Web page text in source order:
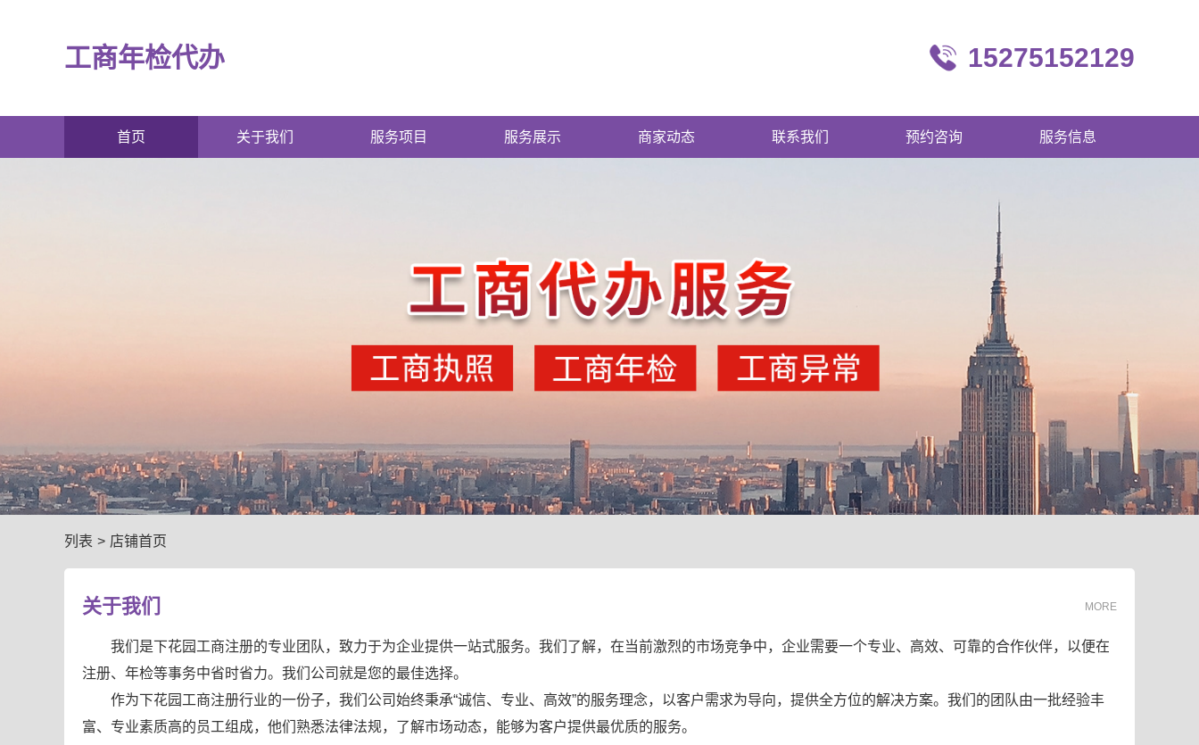
工商年检代办 15275152129
首页 关于我们 服务项目 服务展示 商家动态 联系我们 预约咨询 服务信息
列表 > 店铺首页
关于我们 MORE
我们是下花园工商注册的专业团队，致力于为企业提供一站式服务。我们了解，在当前激烈的市场竞争中，企业需要一个专业、高效、可靠的合作伙伴，以便在
注册、年检等事务中省时省力。我们公司就是您的最佳选择。
作为下花园工商注册行业的一份子，我们公司始终秉承“诚信、专业、高效”的服务理念，以客户需求为导向，提供全方位的解决方案。我们的团队由一批经验丰
富、专业素质高的员工组成，他们熟悉法律法规，了解市场动态，能够为客户提供最优质的服务。